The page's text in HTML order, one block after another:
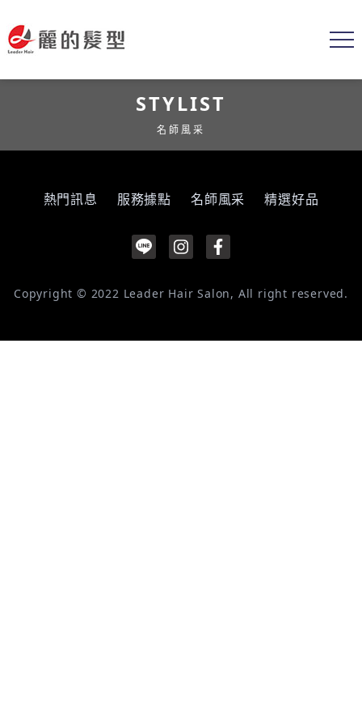
STYLIST
名師風采
熱門訊息 服務據點 名師風采 精選好品
Copyright © 2022 Leader Hair Salon, All right reserved.